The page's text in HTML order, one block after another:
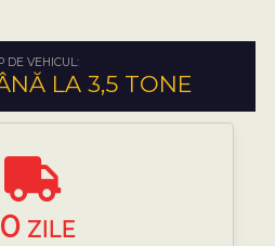
DE VEHICUL:
LA 3,5 TONE
ZILE